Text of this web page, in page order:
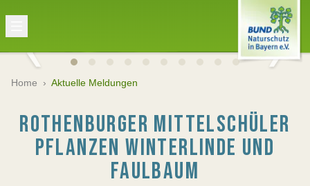
Home › Aktuelle Meldungen
ROTHENBURGER MITTELSCHÜLER
PFLANZEN WINTERLINDE UND
FAULBAUM